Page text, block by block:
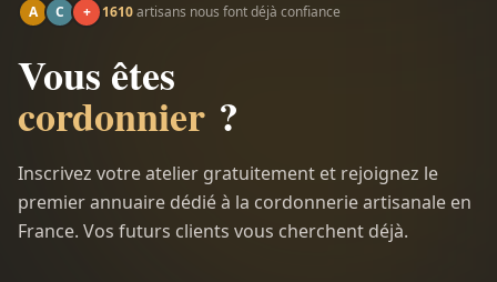
A C + 1610artisans nous font déjà confiance
Vous êtes
cordonnier ?
Inscrivez votre atelier gratuitement et rejoignez le
premier annuaire dédié à la cordonnerie artisanale en
France. Vos futurs clients vous cherchent déjà.